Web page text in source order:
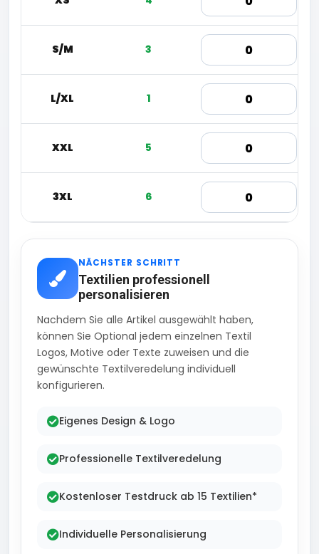
S/M 3
L/XL 1
XXL 5
3XL 6
NÄCHSTER SCHRITT
Textilien professionell
personalisieren
Nachdem Sie alle Artikel ausgewählt haben,
können Sie Optional jedem einzelnen Textil
Logos, Motive oder Texte zuweisen und die
gewünschte Textilveredelung individuell
konfigurieren.
Eigenes Design & Logo
Professionelle Textilveredelung
Kostenloser Testdruck ab 15 Textilien*
Individuelle Personalisierung